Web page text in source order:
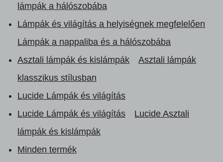
lámpák a hálószobába
Lámpák és világítás a helyiségnek megfelelően
Lámpák a nappaliba és a hálószobába
Asztali lámpák és kislámpák
Asztali lámpák
klasszikus stílusban
Lucide Lámpák és világítás
Lucide Lámpák és világítás
Lucide Asztali
lámpák és kislámpák
Minden termék